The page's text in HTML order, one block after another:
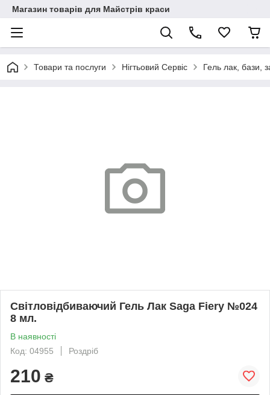
Магазин товарів для Майстрів краси
Товари та послуги Нігтьовий Сервіс Гель лак, бази,
Світловідбиваючий Гель Лак Saga Fiery №024
8 мл.
В наявності
Код: 04955
Роздріб
210 ₴